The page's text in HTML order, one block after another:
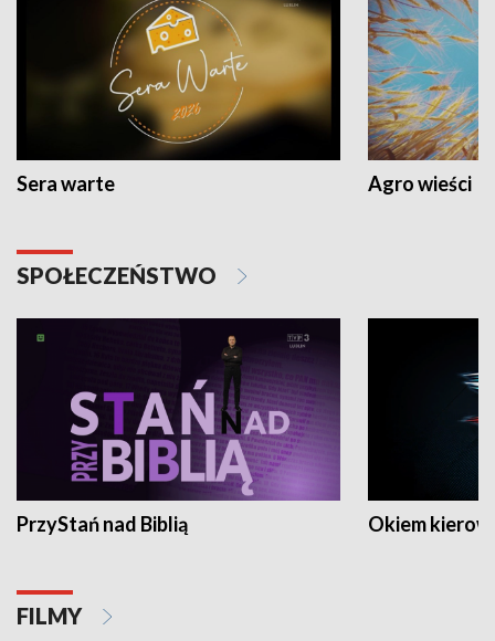
Sera warte Agro wieści
SPOŁECZEŃSTWO
PrzyStań nad Biblią Okiem
FILMY